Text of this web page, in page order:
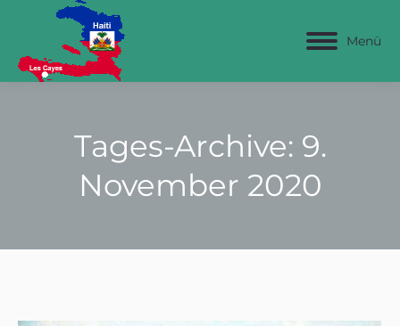
Menü
Tages-Archive: 9.
November 2020